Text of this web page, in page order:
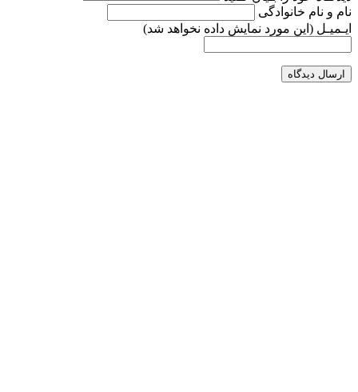
نام و نام خانوادگی
ایـمیـل (این مورد نمایش داده نخواهد شد)
ارسال دیدگاه